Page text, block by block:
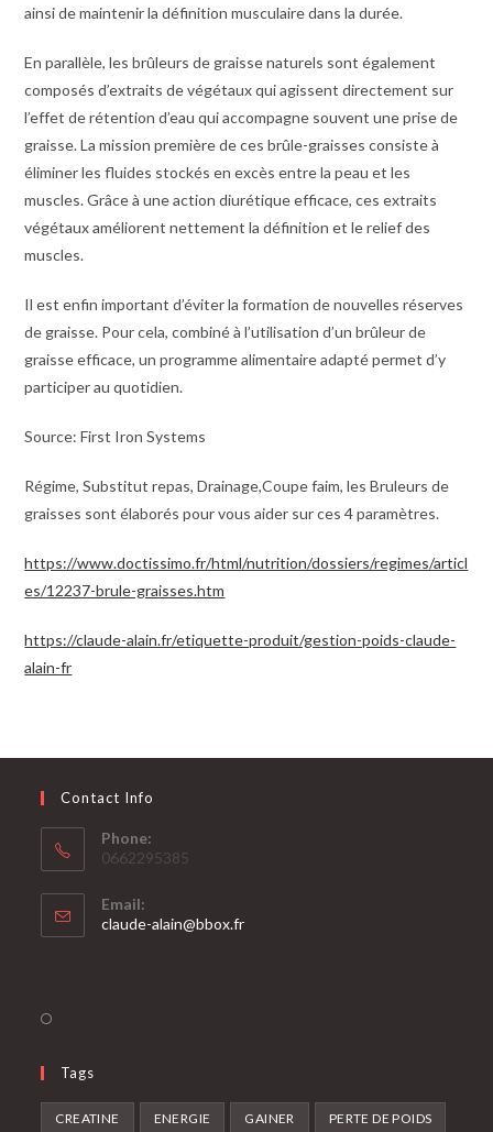
ainsi de maintenir la définition musculaire dans la durée.
En parallèle, les brûleurs de graisse naturels sont également
composés d’extraits de végétaux qui agissent directement sur
l’effet de rétention d’eau qui accompagne souvent une prise de
graisse. La mission première de ces brûle-graisses consiste à
éliminer les fluides stockés en excès entre la peau et les
muscles. Grâce à une action diurétique efficace, ces extraits
végétaux améliorent nettement la définition et le relief des
muscles.
Il est enfin important d’éviter la formation de nouvelles réserves
de graisse. Pour cela, combiné à l’utilisation d’un brûleur de
graisse efficace, un programme alimentaire adapté permet d’y
participer au quotidien.
Source: First Iron Systems
Régime, Substitut repas, Drainage,Coupe faim, les Bruleurs de
graisses sont élaborés pour vous aider sur ces 4 paramètres.
https://www.doctissimo.fr/html/nutrition/dossiers/regimes/articl
es/12237-brule-graisses.htm
https://claude-alain.fr/etiquette-produit/gestion-poids-claude-
alain-fr
Contact Info
Phone:
0662295385
Email:
claude-alain@bbox.fr
Tags
CREATINE ENERGIE GAINER PERTE DE POIDS